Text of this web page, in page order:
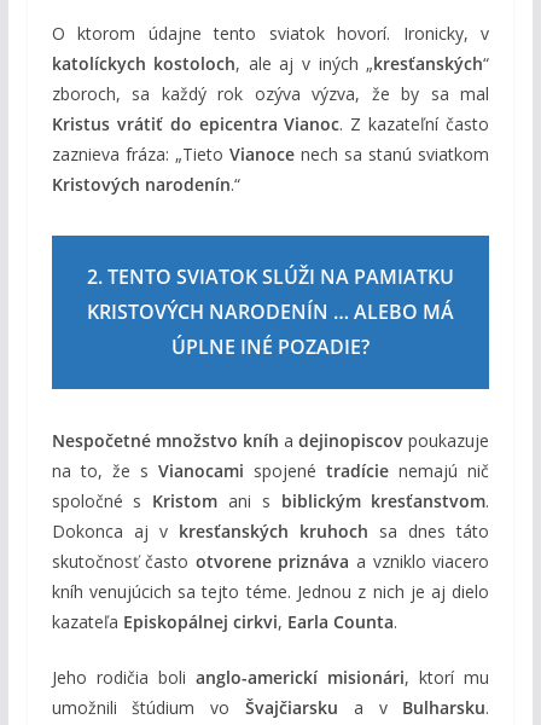
O ktorom údajne tento sviatok hovorí. Ironicky, v
katolíckych kostoloch, ale aj v iných „kresťanských“
zboroch, sa každý rok ozýva výzva, že by sa mal
Kristus vrátiť do epicentra Vianoc. Z kazateľní často
zaznieva fráza: „Tieto Vianocenech sa stanú sviatkom
Kristových narodenín.“
2. TENTO SVIATOK SLÚŽI NA PAMIATKU
KRISTOVÝCH NARODENÍN … ALEBO MÁ
ÚPLNE INÉ POZADIE?
Nespočetné množstvo kníh adejinopiscov poukazuje
na to, že s Vianocami spojenétradície nemajú nič
spoločné s Kristom ani s biblickým kresťanstvom.
Dokonca aj v kresťanských kruhoch sa dnes táto
skutočnosť často otvorene priznáva a vzniklo viacero
kníh venujúcich sa tejto téme. Jednou z nich je aj dielo
kazateľa Episkopálnej cirkvi, Earla Counta.
Jeho rodičia boli anglo-americkí misionári, ktorí mu
umožnili štúdium vo Švajčiarsku a v Bulharsku.